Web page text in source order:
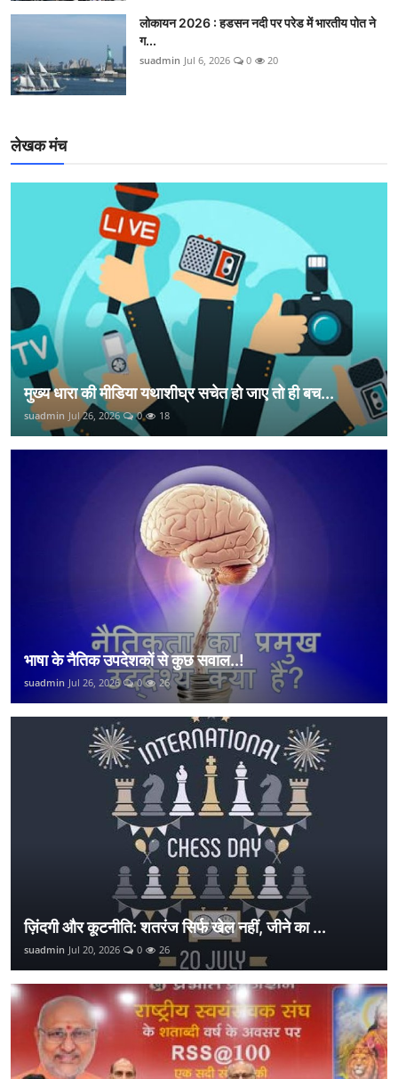
लोकायन 2026 : हडसन नदी पर परेड में भारतीय पोत ने
ग...
suadmin Jul 6, 2026 0 20
लेखक मंच
मुख्य धारा की मीडिया यथाशीघ्र सचेत हो जाए तो ही बच...
suadmin Jul 26, 2026 0 18
भाषा के नैतिक उपदेशकों से कुछ सवाल..!
suadmin Jul 26, 2026 0 26
ज़िंदगी और कूटनीति: शतरंज सिर्फ खेल नहीं, जीने का ...
suadmin Jul 20, 2026 0 26